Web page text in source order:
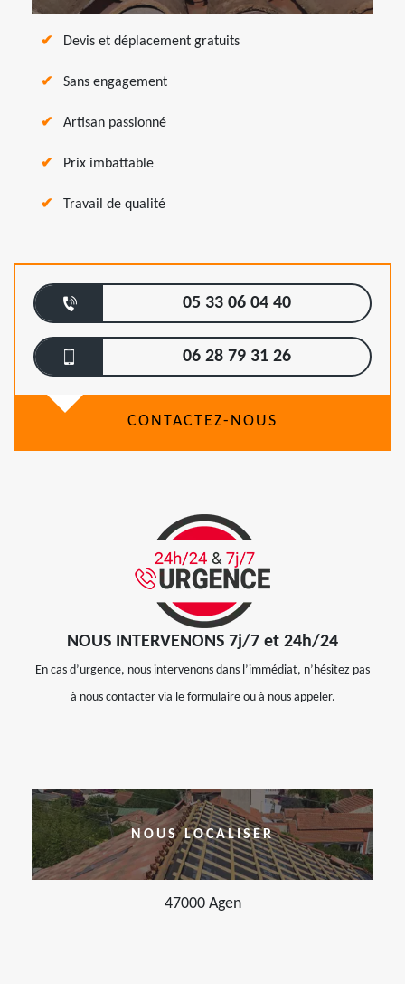
Devis et déplacement gratuits
Sans engagement
Artisan passionné
Prix imbattable
Travail de qualité
05 33 06 04 40
06 28 79 31 26
CONTACTEZ-NOUS
NOUS INTERVENONS 7j/7 et 24h/24
En cas d’urgence, nous intervenons dans l’immédiat, n’hésitez pas
à nous contacter via le formulaire ou à nous appeler.
NOUS LOCALISER
47000 Agen